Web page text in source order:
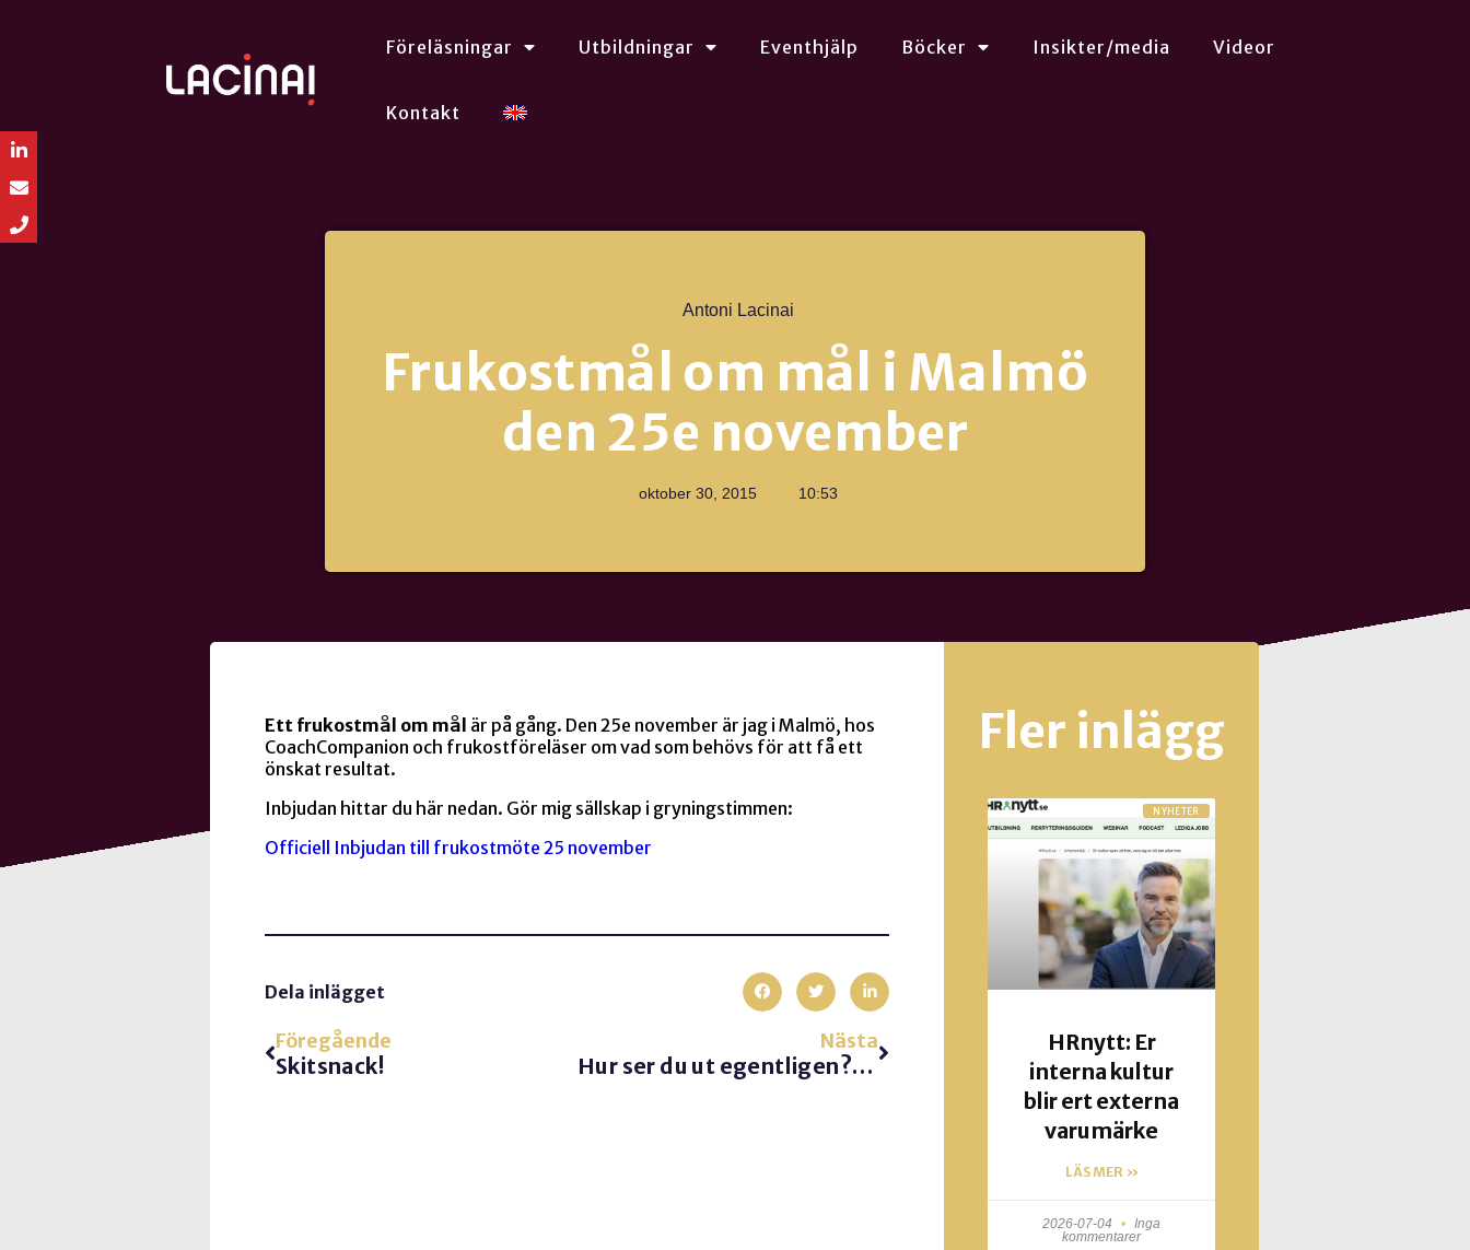
Föreläsningar Utbildningar Eventhjälp Böcker Insikter/media Videor
Kontakt
Antoni Lacinai
Frukostmål om mål i Malmö
den 25e november
oktober 30, 2015 10:53
Ett frukostmål om mål är på gång. Den 25e november är jag i Malmö, hos
CoachCompanion och frukostföreläser om vad som behövs för att få ett
önskat resultat.
Inbjudan hittar du här nedan. Gör mig sällskap i gryningstimmen:
Officiell Inbjudan till frukostmöte 25 november
Dela inlägget
Föregående
Skitsnack!
Nästa
Hur ser du ut egentligen?? frukostföreläsning om det.
Fler inlägg
NYHETER
HRnytt: Er
interna kultur
blir ert externa
varumärke
LÄS MER »
2026-07-04
Inga
kommentarer